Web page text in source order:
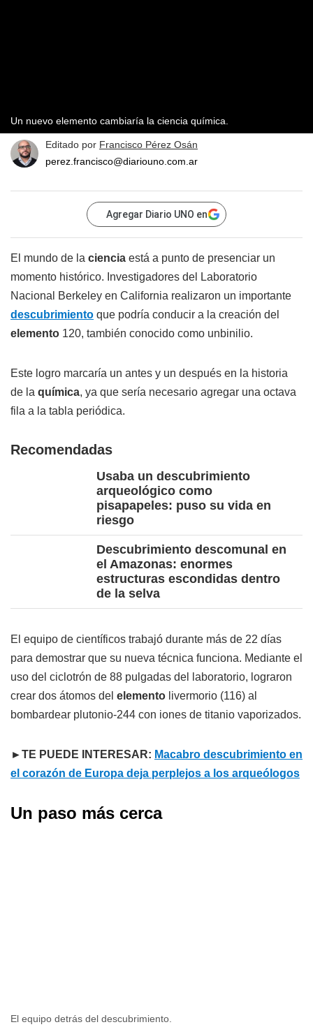
Un nuevo elemento cambiaría la ciencia química.
Editado por Francisco Pérez Osán
perez.francisco@diariouno.com.ar
Agregar Diario UNO en
El mundo de la ciencia está a punto de presenciar un
momento histórico. Investigadores del Laboratorio
Nacional Berkeley en California realizaron un importante
descubrimiento que podría conducir a la creación del
elemento 120, también conocido como unbinilio.
Este logro marcaría un antes y un después en la historia
de la química, ya que sería necesario agregar una octava
fila a la tabla periódica.
Recomendadas
Usaba un descubrimiento
arqueológico como
pisapapeles: puso su vida en
riesgo
Descubrimiento descomunal en
el Amazonas: enormes
estructuras escondidas dentro
de la selva
El equipo de científicos trabajó durante más de 22 días
para demostrar que su nueva técnica funciona. Mediante el
uso del ciclotrón de 88 pulgadas del laboratorio, lograron
crear dos átomos del elemento livermorio (116) al
bombardear plutonio-244 con iones de titanio vaporizados.
►TE PUEDE INTERESAR: Macabro descubrimiento en
el corazón de Europa deja perplejos a los arqueólogos
Un paso más cerca
El equipo detrás del descubrimiento.